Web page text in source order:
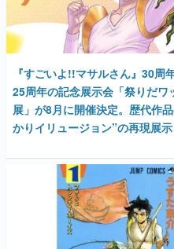
『すごいよ!!マサルさん』30
25周年の記念展示会「祭りだ
展」が8月に開催決定。歴代作
かりイリュージョン”の再現展